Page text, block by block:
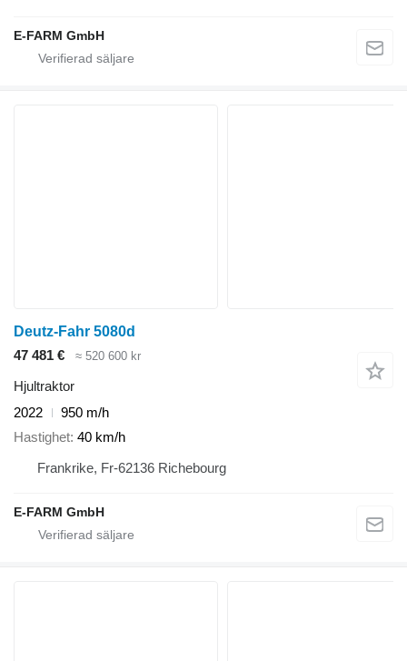
E-FARM GmbH
Deutz-Fahr 5080d
47 481 €
≈ 520 600 kr
Hjultraktor
2022
950 m/h
Hastighet 40 km/h
Frankrike, Fr-62136 Richebourg
E-FARM GmbH